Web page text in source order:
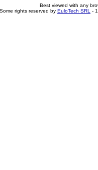
Best viewed with any
rights reserved by EuloTech SRL -